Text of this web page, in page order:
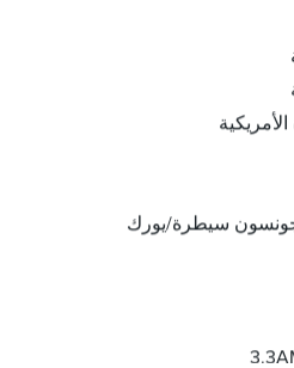
جونسون سيطرة/يورك